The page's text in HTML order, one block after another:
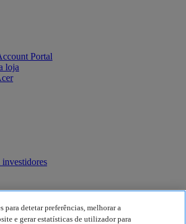
Portal
loja
investidores
para detetar preferências, melhorar a
e gerar estatísticas de utilizador para